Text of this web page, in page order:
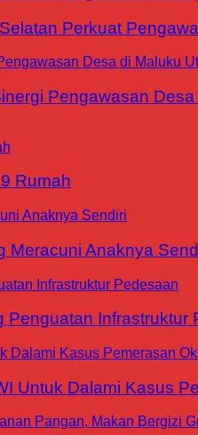
Perkuat
Pengawasan
Rumah
Meracuni Anaknya
Penguatan Infrastruktur
Untuk Dalami Kasus